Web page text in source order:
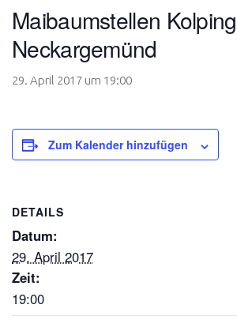
Maibaumstellen Kolping
Neckargemünd
29. April 2017 um 19:00
Zum Kalender hinzufügen
DETAILS
Datum:
29. April 2017
Zeit:
19:00